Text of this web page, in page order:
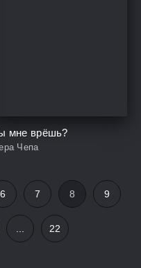
мне врёшь?
Чепа
6 7 8 9
22